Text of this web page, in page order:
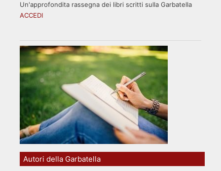
Un'approfondita rassegna dei libri scritti sulla Garbatella
ACCEDI
Autori della Garbatella